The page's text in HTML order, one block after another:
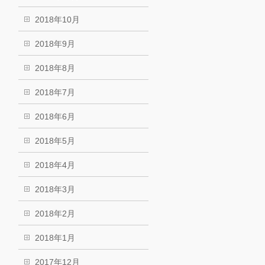
2018年10月
2018年9月
2018年8月
2018年7月
2018年6月
2018年5月
2018年4月
2018年3月
2018年2月
2018年1月
2017年12月